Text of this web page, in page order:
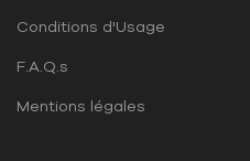
Conditions d'Usage
F.A.Q.s
Mentions légales